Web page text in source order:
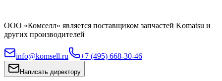
ООО «Комселл» является поставщиком запчастей Komatsu и
других производителей
info@komsell.ru +7 (495) 668-30-46
Написать директору